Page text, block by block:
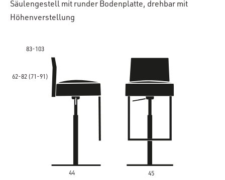
Säulengestell mit runder Bodenplatte, drehbar mit
Höhenverstellung
83-103
62-82 (71-91)
44 45